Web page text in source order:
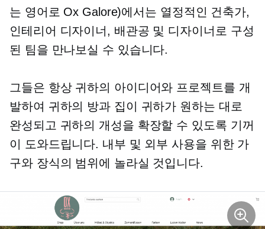
는 영어로 Ox Galore)에서는 열정적인 건축가,
인테리어 디자이너, 배관공 및 디자이너로 구성
된 팀을 만나보실 수 있습니다.
그들은 항상 귀하의 아이디어와 프로젝트를 개
발하여 귀하의 방과 집이 귀하가 원하는 대로
완성되고 귀하의 개성을 확장할 수 있도록 기꺼
이 도와드립니다. 내부 및 외부 사용을 위한 가
구와 장식의 범위에 놀라실 것입니다.